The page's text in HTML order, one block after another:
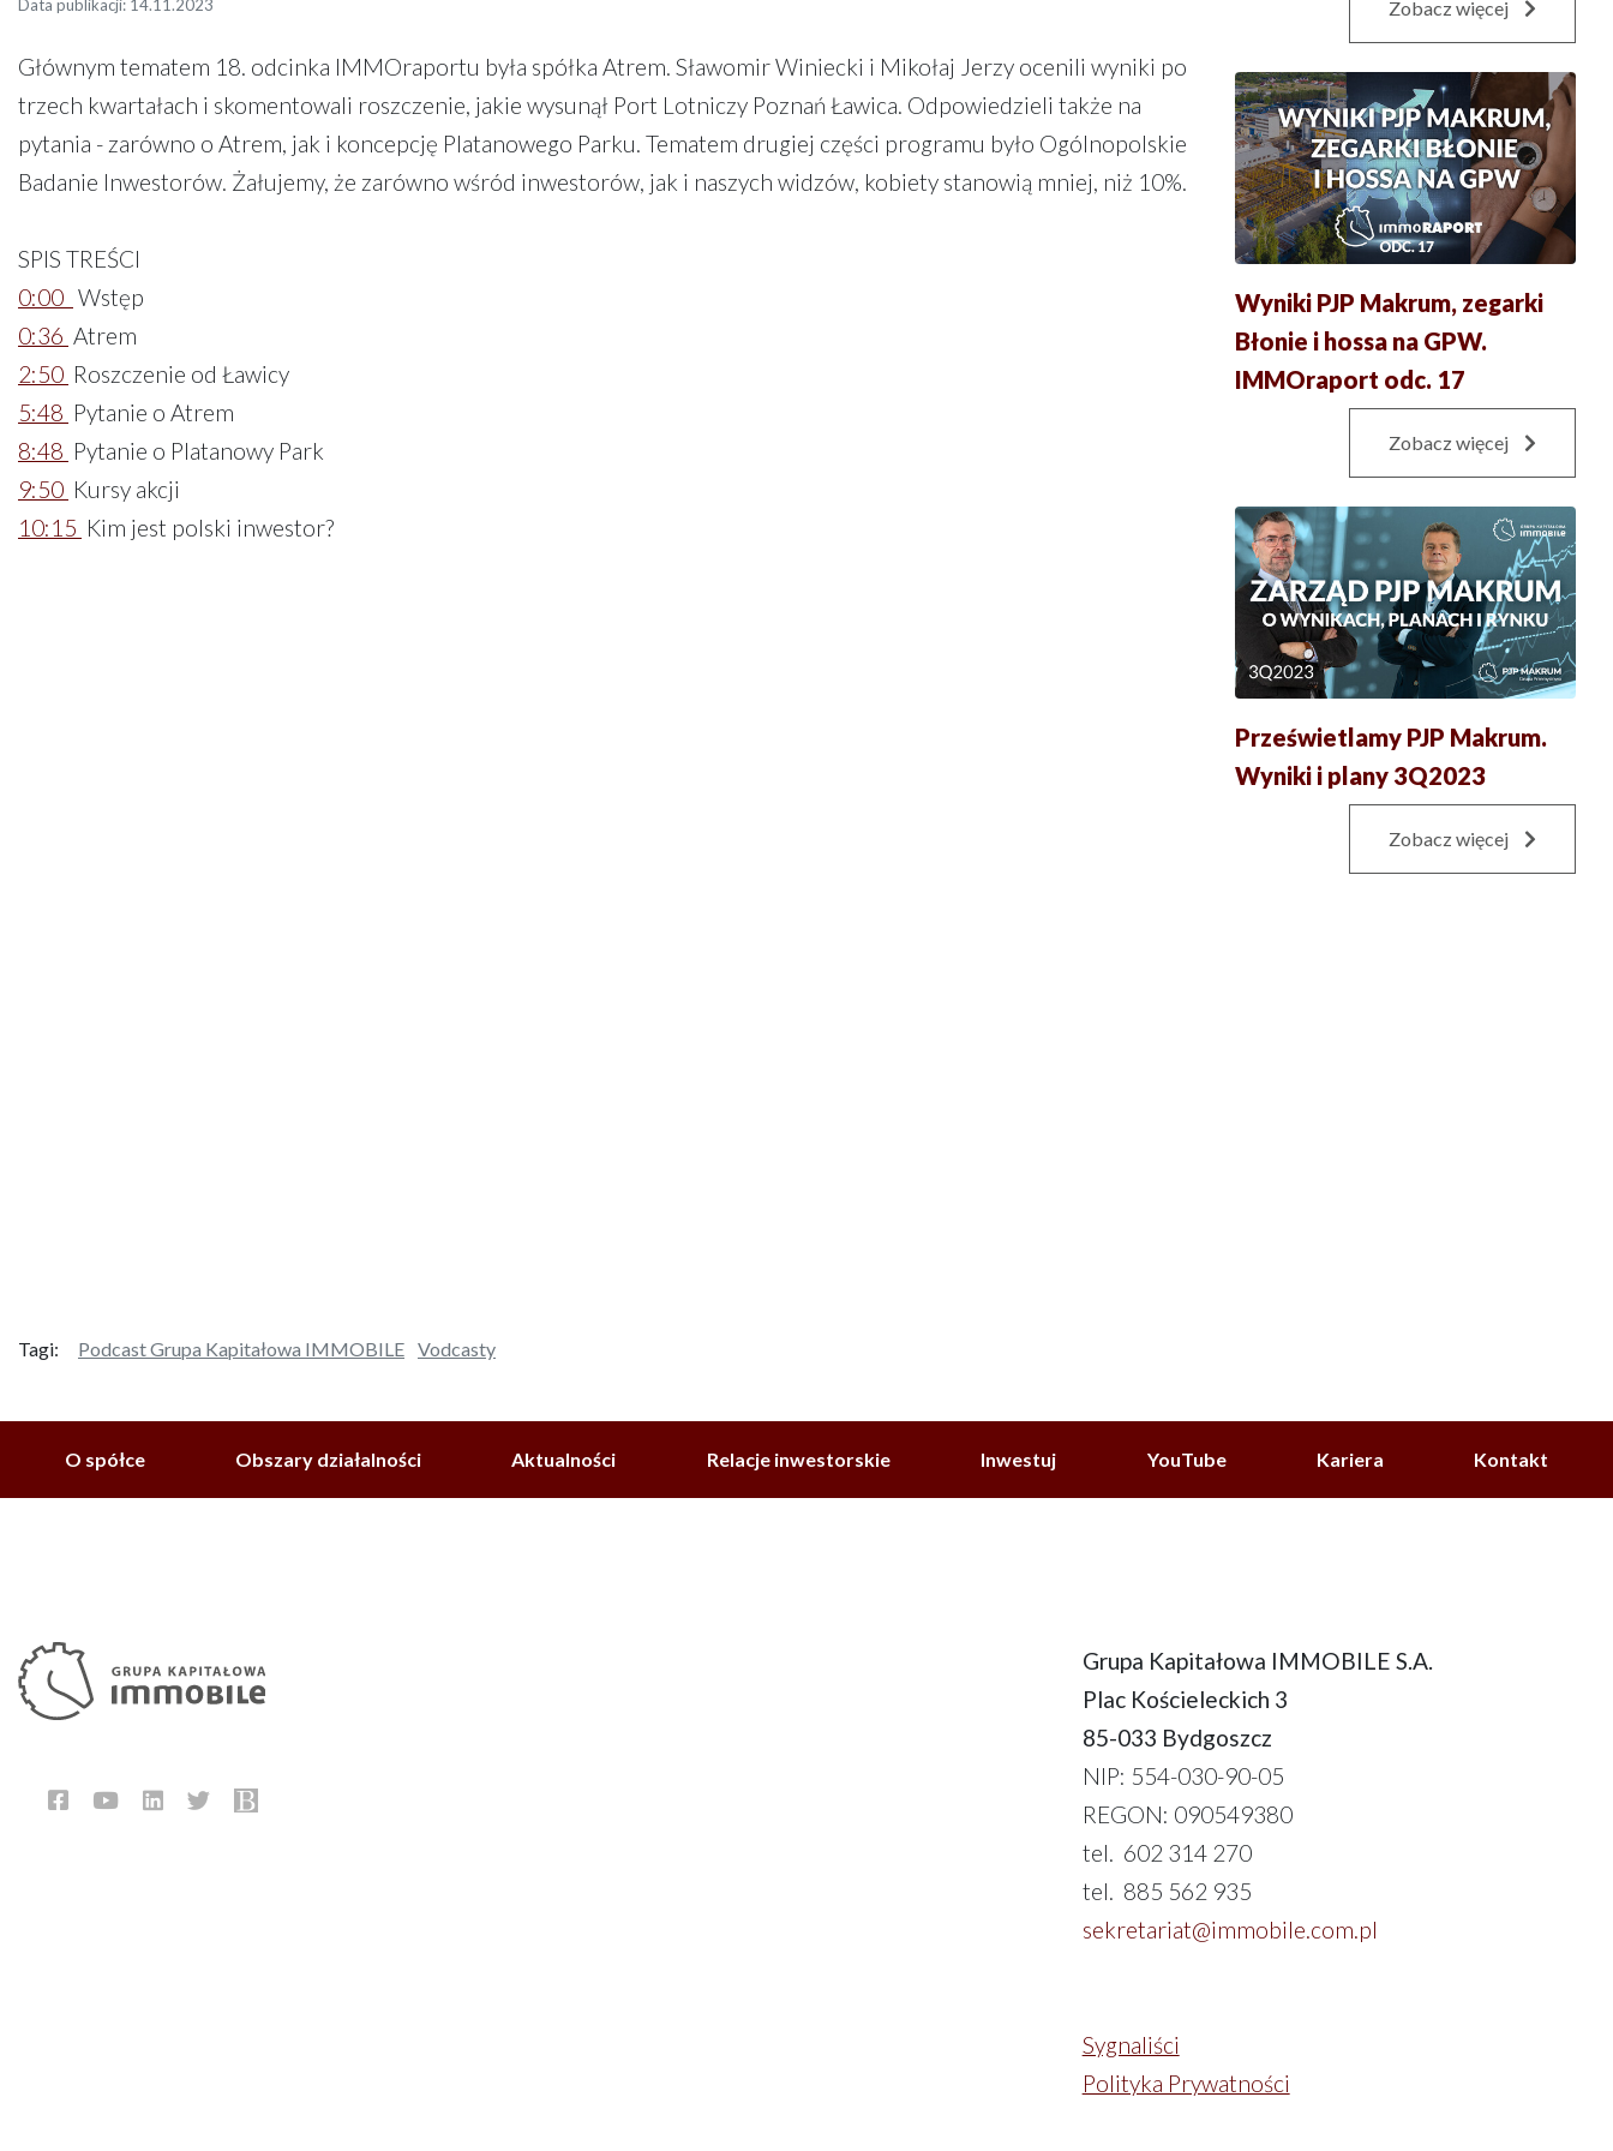
Data publikacji: 14.11.2023
Głównym tematem 18. odcinka IMMOraportu była spółka Atrem. Sławomir Winiecki i Mikołaj Jerzy ocenili wyniki po
trzech kwartałach i skomentowali roszczenie, jakie wysunął Port Lotniczy Poznań Ławica. Odpowiedzieli także na
pytania - zarówno o Atrem, jak i koncepcję Platanowego Parku. Tematem drugiej części programu było Ogólnopolskie
Badanie Inwestorów. Żałujemy, że zarówno wśród inwestorów, jak i naszych widzów, kobiety stanowią mniej, niż 10%.
SPIS TREŚCI
0:00 Wstęp
0:36 Atrem
2:50 Roszczenie od Ławicy
5:48 Pytanie o Atrem
8:48 Pytanie o Platanowy Park
9:50 Kursy akcji
10:15 Kim jest polski inwestor?
Tagi: Podcast Grupa Kapitałowa IMMOBILE Vodcasty
Zobacz więcej
Wyniki PJP Makrum, zegarki
Błonie i hossa na GPW.
IMMOraport odc. 17
Zobacz więcej
Prześwietlamy PJP Makrum.
Wyniki i plany 3Q2023
Zobacz więcej
O spółce Obszary działalności Aktualności Relacje inwestorskie Inwestuj YouTube Kariera Kontakt
Grupa Kapitałowa IMMOBILE S.A.
Plac Kościeleckich 3
85-033 Bydgoszcz
NIP: 554-030-90-05
REGON: 090549380
tel. 602 314 270
tel. 885 562 935
sekretariat@immobile.com.pl
Sygnaliści
Polityka Prywatności